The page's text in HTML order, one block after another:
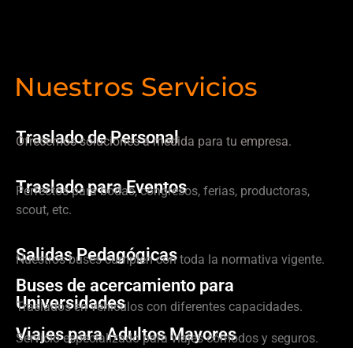
Nuestros Servicios
Traslado de Personal
Ofrecemos soluciones a medida para tu empresa.
Traslado para Eventos
Perfectos para bodas, congresos, ferias, productoras,
scout, etc.
Salidas Pedagógicas
Nuestros buses cumplen con toda la normativa vigente.
Buses de acercamiento para
Universidades
Traslados en vehículos con diferentes capacidades.
Viajes para Adultos Mayores
Servicio especializado para viajes cómodos y seguros.